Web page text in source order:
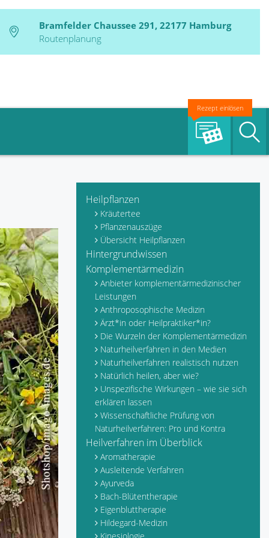
Bramfelder Chaussee 291, 22177 Hamburg
Routenplanung
Rezept einlösen
Heilpflanzen
Kräutertee
Pflanzenauszüge
Übersicht Heilpflanzen
Hintergrundwissen
Komplementärmedizin
Anbieter komplementärmedizinischer
Leistungen
Anthroposophische Medizin
Ärzt*in oder Heilpraktiker*in?
Die Wurzeln der Komplementärmedizin
Naturheilverfahren in den Medien
Naturheilverfahren realistisch nutzen
Natürlich heilen, aber wie?
Unspezifische Wirkungen – wie sie sich
erklären lassen
Wissenschaftliche Prüfung von
Naturheilverfahren: Pro und Kontra
Heilverfahren im Überblick
Aromatherapie
Ausleitende Verfahren
Ayurveda
Bach-Blütentherapie
Eigenbluttherapie
Hildegard-Medizin